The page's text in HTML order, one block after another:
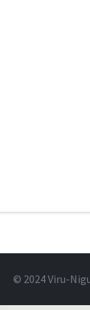
© 2024 Viru-